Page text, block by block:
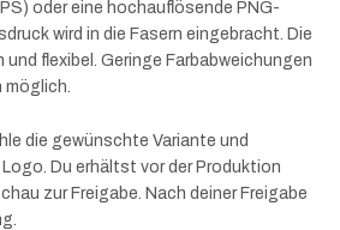
oder eine hochauflösende PNG-
wird in die Fasern eingebracht. Die
flexibel. Geringe Farbabweichungen
möglich.
die gewünschte Variante und
Du erhältst vor der Produktion
zur Freigabe. Nach deiner Freigabe